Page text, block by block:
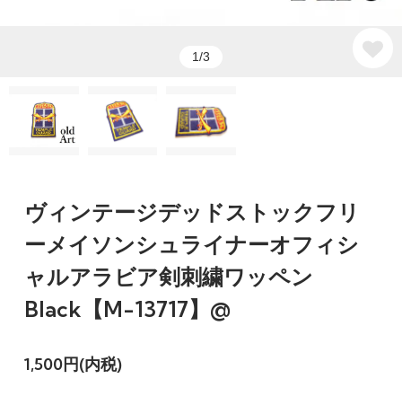
1/3
ヴィンテージデッドストックフリ
ーメイソンシュライナーオフィシ
ャルアラビア剣刺繍ワッペン
Black【M-13717】@
1,500円(内税)